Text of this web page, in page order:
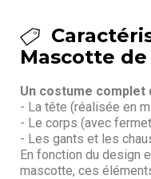
Mascotte
Un costume complet
- La tête (réalisée en
- Le corps (avec
- Les gants et les
En fonction du design
mascotte, ces